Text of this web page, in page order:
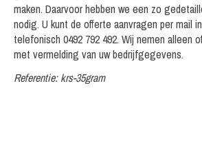
maken. Daarvoor hebben we een zo
nodig. U kunt de offerte aanvragen per mail
telefonisch 0492 792 492. Wij nemen alleen
met vermelding van uw bedrijfgegevens.
Referentie: krs-35gram